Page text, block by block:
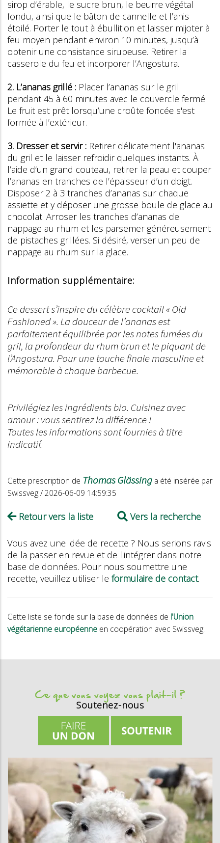
sirop d’érable, le sucre brun, le beurre végétal
fondu, ainsi que le bâton de cannelle et l’anis
étoilé. Porter le tout à ébullition et laisser mijoter à
feu moyen pendant environ 10 minutes, jusqu’à
obtenir une consistance sirupeuse. Retirer la
casserole du feu et incorporer l’Angostura.
2. L’ananas grillé : Placer l’ananas sur le gril
pendant 45 à 60 minutes avec le couvercle fermé.
Le fruit est prêt lorsqu’une croûte foncée s'est
formée à l’extérieur.
3. Dresser et servir : Retirer délicatement l'ananas
du gril et le laisser refroidir quelques instants. À
l’aide d’un grand couteau, retirer la peau et couper
l’ananas en tranches de l’épaisseur d’un doigt.
Disposer 2 à 3 tranches d’ananas sur chaque
assiette et y déposer une grosse boule de glace au
chocolat. Arroser les tranches d’ananas de
nappage au rhum et les parsemer généreusement
de pistaches grillées. Si désiré, verser un peu de
nappage au rhum sur la glace.
Information supplémentaire:
Ce dessert s’inspire du célèbre cocktail « Old
Fashioned ». La douceur de l’ananas est
parfaitement équilibrée par les notes fumées du
gril, la profondeur du rhum brun et le piquant de
l’Angostura. Pour une touche finale masculine et
mémorable à chaque barbecue.
Privilégiez les ingrédients bio. Cuisinez avec
amour : vous sentirez la différence !
Toutes les informations sont fournies à titre
indicatif.
Cette prescription de Thomas Glässing a été insérée par
Swissveg / 2026-06-09 14:59:35
Retour vers la liste Vers la recherche
Vous avez une idée de recette ? Nous serions ravis
de la passer en revue et de l'intégrer dans notre
base de données. Pour nous soumettre une
recette, veuillez utiliser le formulaire de contact.
Cette liste se fonde sur la base de données de l'Union
végétarienne européenne en coopération avec Swissveg.
Ce que vous voyez vous plait-il ?
Soutenez-nous